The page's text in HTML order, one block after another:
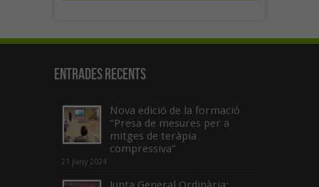
Entrades recents
Nova edició de la formació
“Presa de mesures per a
mitges de teràpia
compressiva”
21 juny 2024